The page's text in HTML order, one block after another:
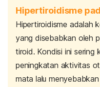
Hipertiroidisme
Hipertiroidisme adalah
yang disebabkan oleh
tiroid. Kondisi ini sering
peningkatan aktivitas
mata lalu